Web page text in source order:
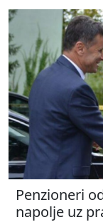
Penzioneri
napolje uz